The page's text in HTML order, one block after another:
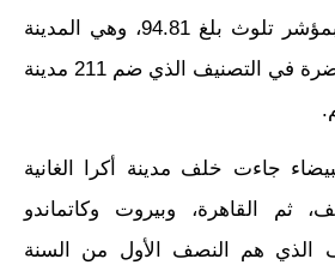
حيث التلوث عالميا، بمؤشر تلوث بلغ 94.81، وهي المدينة
المغربية الوحيدة الحاضرة في التصنيف الذي ضم 211 مدينة
جاءت خلف مدينة أكرا الغانية
ثم القاهرة، وبيروت وكاتماندو
الذي هم النصف الأول من السنة